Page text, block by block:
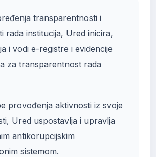
transparentnosti i
rada institucija, Ured inicira,
i vodi e-registre i evidencije
za transparentnost rada
provođenja aktivnosti iz svoje
Ured uspostavlja i upravlja
antikorupcijskim
sistemom.